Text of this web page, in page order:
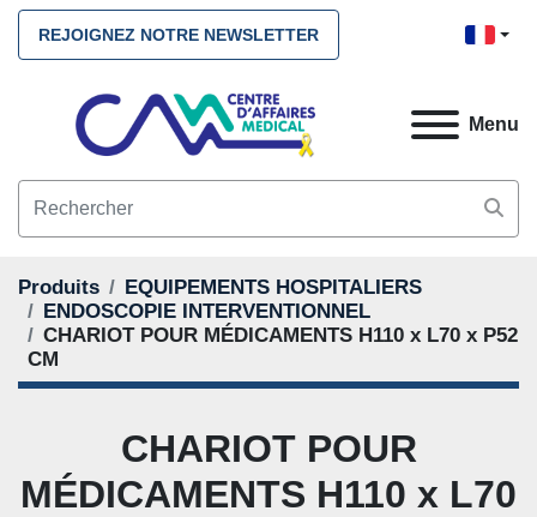
REJOIGNEZ NOTRE NEWSLETTER
Menu
Produits
EQUIPEMENTS HOSPITALIERS
ENDOSCOPIE INTERVENTIONNEL
CHARIOT POUR MÉDICAMENTS H110 x L70 x P52
CM
CHARIOT POUR
MÉDICAMENTS H110 x L70